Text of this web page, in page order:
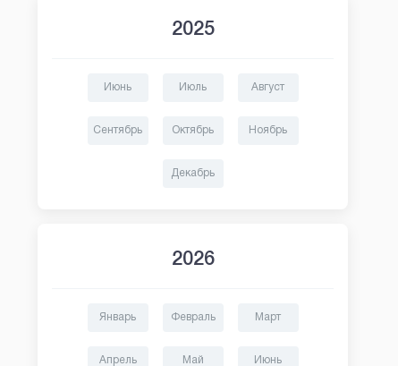
2025
Июнь Июль Август
Сентябрь Октябрь Ноябрь
Декабрь
2026
Январь Февраль Март
Апрель Май Июнь